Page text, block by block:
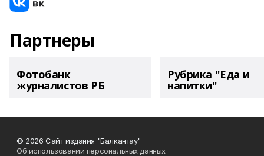
Партнеры
Фотобанк
журналистов РБ
Рубрика "Еда и
напитки"
© 2026 Сайт издания "Балкантау"
Об использовании персональных данных